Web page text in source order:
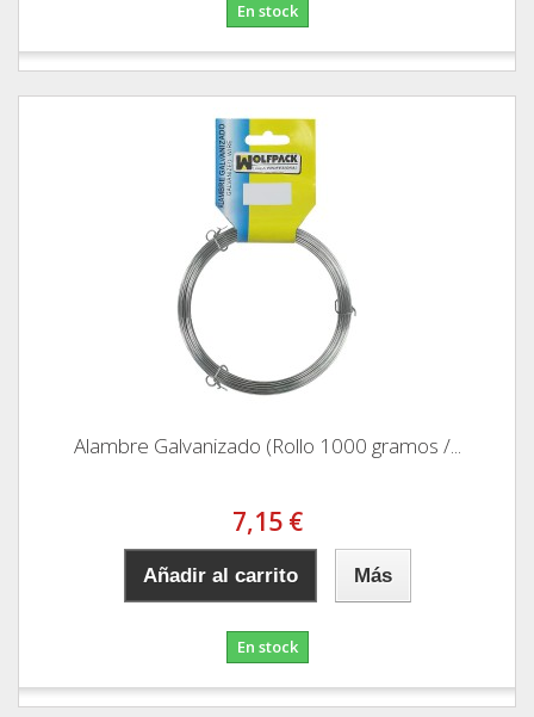
En stock
Alambre Galvanizado (Rollo 1000 gramos /...
7,15 €
Añadir al carrito Más
En stock